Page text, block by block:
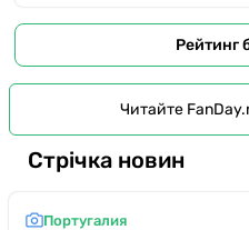
Рейтинг
Читайте
Стрічка новин
Португалия